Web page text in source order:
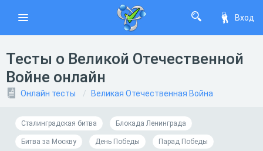
Вход
Тесты о Великой Отечественной
Войне онлайн
Онлайн тесты Великая Отечественная Война
Сталинградская битва Блокада Ленинграда
Битва за Москву День Победы Парад Победы